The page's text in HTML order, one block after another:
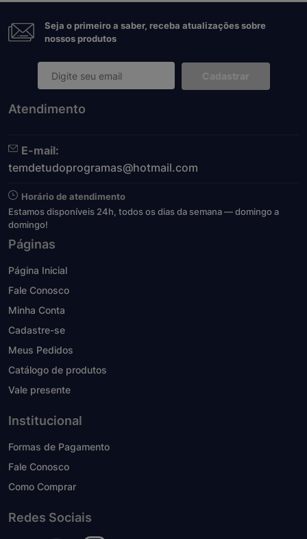
Seja o primeiro a saber, receba atualizações sobre
nossos produtos
Cadastrar
Atendimento
E-mail:
temdetudoprogramas@hotmail.com
Horário de atendimento
Estamos disponíveis 24h, todos os dias da semana — domingo a
domingo!
Páginas
Página Inicial
Fale Conosco
Minha Conta
Cadastre-se
Meus Pedidos
Catálogo de produtos
Vale presente
Institucional
Formas de Pagamento
Fale Conosco
Como Comprar
Redes Sociais